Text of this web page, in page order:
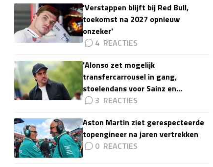
'Verstappen blijft bij Red Bull,
toekomst na 2027 opnieuw
onzeker'
4
'Alonso zet mogelijk
transfercarrousel in gang,
stoelendans voor Sainz en
Colapinto'
3
Aston Martin ziet gerespecteerde
topengineer na jaren vertrekken
0